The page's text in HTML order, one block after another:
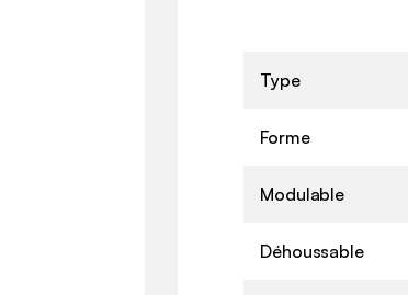
Type
Forme
Modulable
Déhoussable